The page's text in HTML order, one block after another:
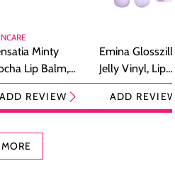
Minty
Lip Balm,
Bibir
Aroma
ADD REVIEW
Emina
Jelly Vinyl, Lip
Cream Glossy
Ringan
ADD
MORE